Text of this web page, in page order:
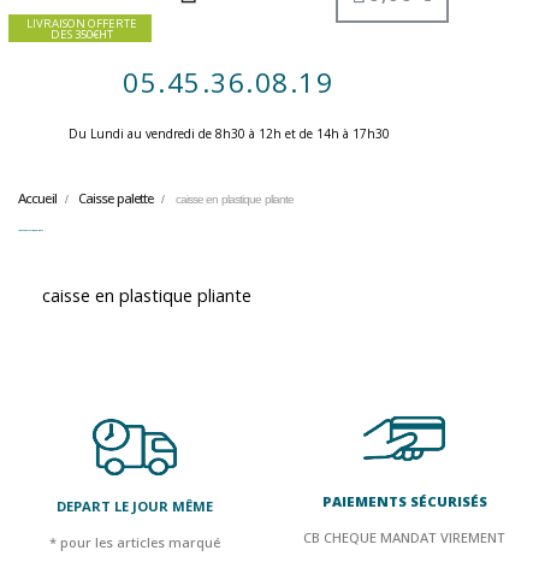
LIVRAISON OFFERTE
DES 350€HT
05.45.36.08.19
Du Lundi au vendredi de 8h30 à 12h et de 14h à 17h30 ​
Accueil Caisse palette caisse en plastique pliante
caisse en plastique pliante
DEPART LE JOUR MÊME
* pour les articles marqué
PAIEMENTS SÉCURISÉS
CB CHEQUE MANDAT VIREMENT